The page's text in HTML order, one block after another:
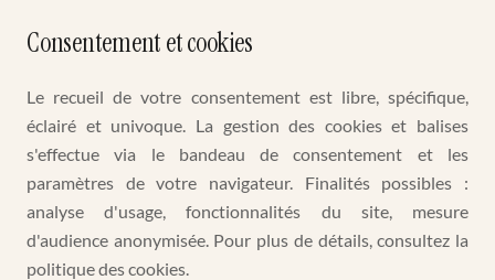
Consentement et cookies
Le recueil de votre consentement est libre, spécifique,
éclairé et univoque. La gestion des cookies et balises
s'effectue via le bandeau de consentement et les
paramètres de votre navigateur. Finalités possibles :
analyse d'usage, fonctionnalités du site, mesure
d'audience anonymisée. Pour plus de détails, consultez la
politique des cookies.